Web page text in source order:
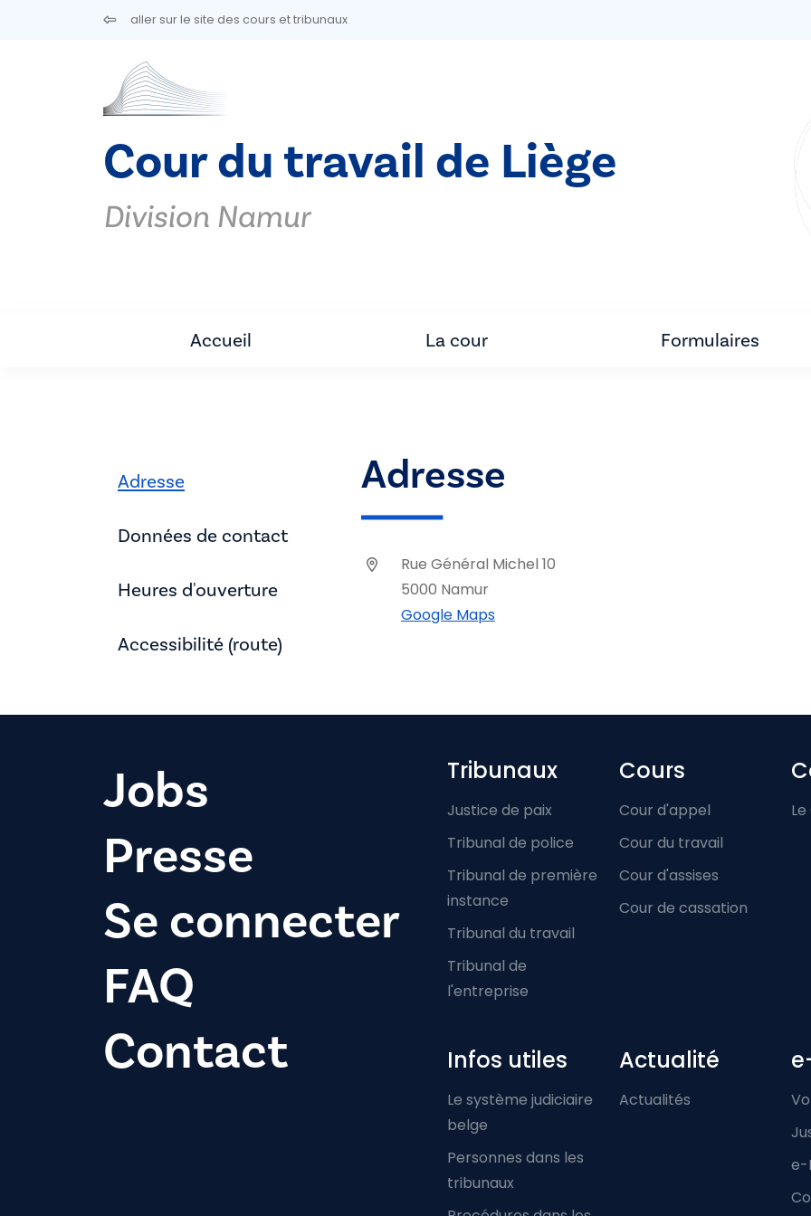
Aller au contenu principalaller sur le site des cours et tribunaux
Cour du travail de Liège
Division Namur
Accueil La cour Formulaires
Adresse
Données de contact
Heures d'ouverture
Accessibilité (route)
Adresse
Rue Général Michel 10
5000 Namur
Google Maps
Jobs
Presse
Se connecter
FAQ
Contact
Footer-menu
Tribunaux
Justice de paix
Tribunal de police
Tribunal de première
instance
Tribunal du travail
Tribunal de
l'entreprise
Cours
Cour d'appel
Cour du travail
Cour d'assises
Cour de cassation
Infos utiles
Le système judiciaire
belge
Personnes dans les
tribunaux
Actualité
Actualités
e-